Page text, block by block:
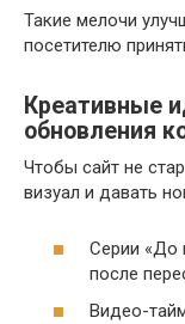
Такие мелочи
посетителю
Креативные
обновления
Чтобы сайт не
визуал и давать
Серии «До
после
Видео-